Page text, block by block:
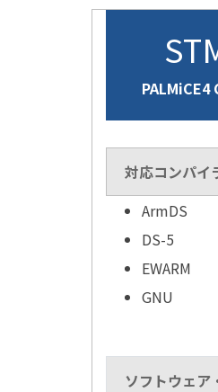
対応コンパイ
ArmDS
DS-5
EWARM
GNU
ソフトウェア